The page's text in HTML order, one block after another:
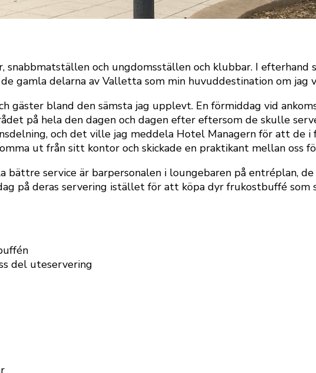
snabbmatställen och ungdomsställen och klubbar. I
gamla delarna av Valletta som min huvuddestination om jag
gäster bland den sämsta jag upplevt. En förmiddag vid
på hela den dagen och dagen efter eftersom de skulle
och det ville jag meddela Hotel Managern för att de
ut från sitt kontor och skickade en praktikant mellan oss
bättre service är barpersonalen i loungebaren på entréplan,
på deras servering istället för att köpa dyr frukostbuffé som
del uteservering